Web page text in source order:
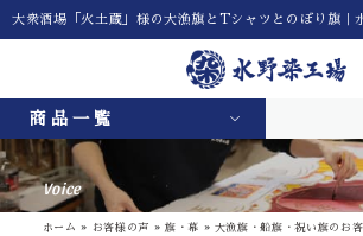
大衆酒場「火土蔵」様の大漁旗とTシャツとのぼり旗｜
商品一覧
Voice
ホーム » お客様の声 » 旗・幕 » 大漁旗・船旗・祝い旗のお